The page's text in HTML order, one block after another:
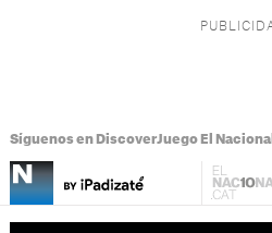
Síguenos en DiscoverJuego El Nacional